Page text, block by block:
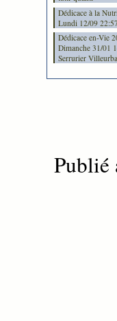
Dédicace à la
Lundi 12/09
Dédicace en-Vie
Dimanche 31/01
Serrurier
Publié